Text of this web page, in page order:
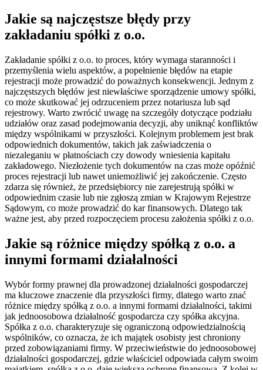
Jakie są najczęstsze błędy przy
zakładaniu spółki z o.o.
Zakładanie spółki z o.o. to proces, który wymaga staranności i
przemyślenia wielu aspektów, a popełnienie błędów na etapie
rejestracji może prowadzić do poważnych konsekwencji. Jednym z
najczęstszych błędów jest niewłaściwe sporządzenie umowy spółki,
co może skutkować jej odrzuceniem przez notariusza lub sąd
rejestrowy. Warto zwrócić uwagę na szczegóły dotyczące podziału
udziałów oraz zasad podejmowania decyzji, aby uniknąć konfliktów
między wspólnikami w przyszłości. Kolejnym problemem jest brak
odpowiednich dokumentów, takich jak zaświadczenia o
niezaleganiu w płatnościach czy dowody wniesienia kapitału
zakładowego. Niezłożenie tych dokumentów na czas może opóźnić
proces rejestracji lub nawet uniemożliwić jej zakończenie. Często
zdarza się również, że przedsiębiorcy nie zarejestrują spółki w
odpowiednim czasie lub nie zgłoszą zmian w Krajowym Rejestrze
Sądowym, co może prowadzić do kar finansowych. Dlatego tak
ważne jest, aby przed rozpoczęciem procesu założenia spółki z o.o.
Jakie są różnice między spółką z o.o. a
innymi formami działalności
Wybór formy prawnej dla prowadzonej działalności gospodarczej
ma kluczowe znaczenie dla przyszłości firmy, dlatego warto znać
różnice między spółką z o.o. a innymi formami działalności, takimi
jak jednoosobowa działalność gospodarcza czy spółka akcyjna.
Spółka z o.o. charakteryzuje się ograniczoną odpowiedzialnością
wspólników, co oznacza, że ich majątek osobisty jest chroniony
przed zobowiązaniami firmy. W przeciwieństwie do jednoosobowej
działalności gospodarczej, gdzie właściciel odpowiada całym swoim